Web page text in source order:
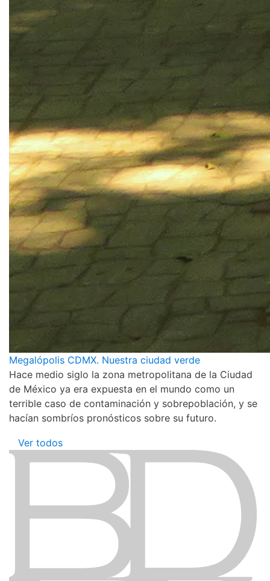
Megalópolis CDMX. Nuestra ciudad verde
Hace medio siglo la zona metropolitana de la Ciudad
de México ya era expuesta en el mundo como un
terrible caso de contaminación y sobrepoblación, y se
hacían sombríos pronósticos sobre su futuro.
Ver todos